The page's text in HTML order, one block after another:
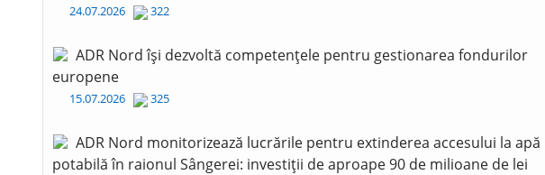
24.07.2026 322
ADR Nord își dezvoltă competențele pentru gestionarea fondurilor
europene
15.07.2026 325
ADR Nord monitorizează lucrările pentru extinderea accesului la apă
potabilă în raionul Sângerei: investiții de aproape 90 de milioane de lei